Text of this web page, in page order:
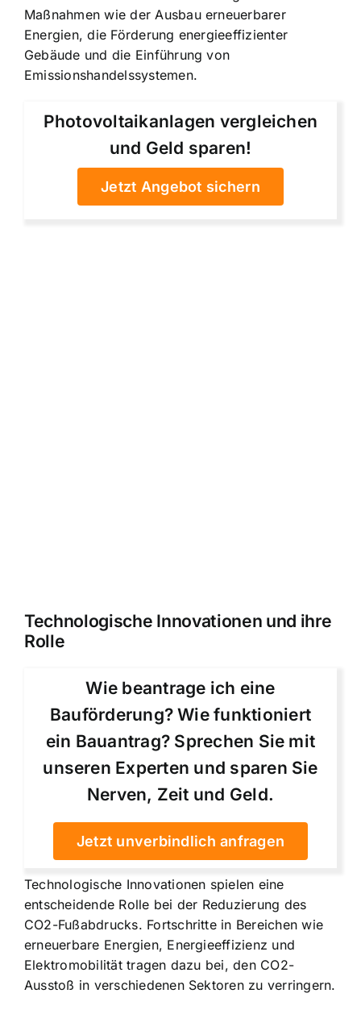
Maßnahmen wie der Ausbau erneuerbarer
Energien, die Förderung energieeffizienter
Gebäude und die Einführung von
Emissionshandelssystemen.
Photovoltaikanlagen vergleichen
und Geld sparen!
Jetzt Angebot sichern
Technologische Innovationen und ihre
Rolle
Wie beantrage ich eine
Bauförderung? Wie funktioniert
ein Bauantrag? Sprechen Sie mit
unseren Experten und sparen Sie
Nerven, Zeit und Geld.
Jetzt unverbindlich anfragen
Technologische Innovationen spielen eine
entscheidende Rolle bei der Reduzierung des
CO2-Fußabdrucks. Fortschritte in Bereichen wie
erneuerbare Energien, Energieeffizienz und
Elektromobilität tragen dazu bei, den CO2-
Ausstoß in verschiedenen Sektoren zu verringern.